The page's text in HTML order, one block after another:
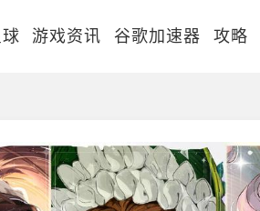
游戏资讯 谷歌加速器 攻略